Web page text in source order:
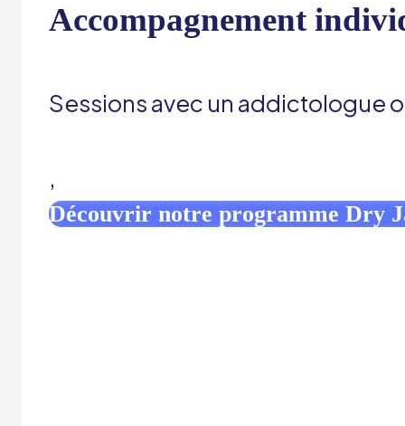
Accompagnement
Sessions avec un addictologue
,
Découvrir notre programme Dry